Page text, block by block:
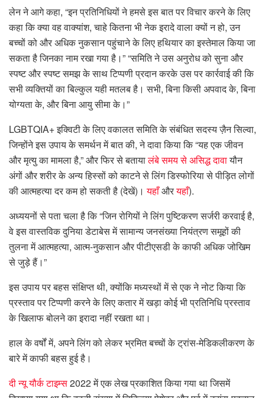
लेन ने आगे कहा, “इन प्रतिनिधियों ने हमसे इस बात पर विचार करने के लिए
कहा कि क्या वह वाक्यांश, चाहे कितना भी नेक इरादे वाला क्यों न हो, उन
बच्चों को और अधिक नुकसान पहुंचाने के लिए हथियार का इस्तेमाल किया जा
सकता है जिनका नाम रखा गया है।” “समिति ने उस अनुरोध को सुना और
स्पष्ट और स्पष्ट समझ के साथ टिप्पणी प्रदान करके उस पर कार्रवाई की कि
सभी व्यक्तियों का बिल्कुल यही मतलब है। सभी, बिना किसी अपवाद के, बिना
योग्यता के, और बिना आयु सीमा के।”
LGBTQIA+ इक्विटी के लिए वकालत समिति के संबंधित सदस्य ज़ैन सिल्वा,
जिन्होंने इस उपाय के समर्थन में बात की, ने दावा किया कि “यह एक जीवन
और मृत्यु का मामला है,” और फिर से बतायालंबे समय से असिद्ध दावायौन
अंगों और शरीर के अन्य हिस्सों को काटने से लिंग डिस्फोरिया से पीड़ित लोगों
की आत्महत्या दर कम हो सकती है (देखें)। यहाँऔरयहाँ).
अध्ययनों से पता चला है कि “जिन रोगियों ने लिंग पुष्टिकरण सर्जरी करवाई है,
वे इस वास्तविक दुनिया डेटाबेस में सामान्य जनसंख्या नियंत्रण समूहों की
तुलना में आत्महत्या, आत्म-नुकसान और पीटीएसडी के काफी अधिक जोखिम
से जुड़े हैं।”
इस उपाय पर बहस संक्षिप्त थी, क्योंकि मध्यस्थों में से एक ने नोट किया कि
प्रस्ताव पर टिप्पणी करने के लिए कतार में खड़ा कोई भी प्रतिनिधि प्रस्ताव
के खिलाफ बोलने का इरादा नहीं रखता था।
हाल के वर्षों में, अपने लिंग को लेकर भ्रमित बच्चों के ट्रांस-मेडिकलीकरण के
बारे में काफी बहस हुई है।
दी न्यू यौर्क टाइम्स2022 में एक लेख प्रकाशित किया गया था जिसमें